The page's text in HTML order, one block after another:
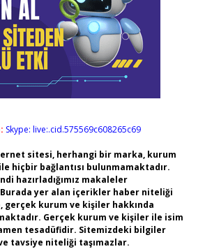
Skype: live:.cid.575569c608265c69
sitesi, herhangi bir marka, kurum
hiçbir bağlantısı bulunmamaktadır.
hazırladığımız makaleler
Burada yer alan içerikler haber niteliği
gerçek kurum ve kişiler hakkında
Gerçek kurum ve kişiler ile isim
tesadüfidir. Sitemizdeki bilgiler
tavsiye niteliği taşımazlar.